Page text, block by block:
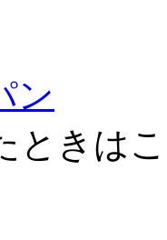
ン
ときは